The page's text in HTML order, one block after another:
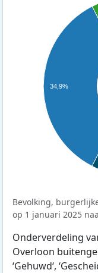
34,9%
Bevolking,
op 1 januari 2025
Onderverdeling
Overloon
‘Gehuwd‘,